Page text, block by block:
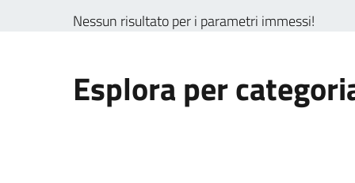
Nessun risultato per i parametri immessi!
Esplora per